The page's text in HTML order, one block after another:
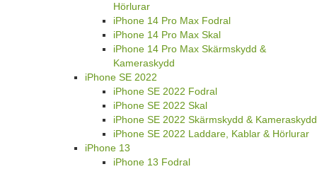
Hörlurar
iPhone 14 Pro Max Fodral
iPhone 14 Pro Max Skal
iPhone 14 Pro Max Skärmskydd &
Kameraskydd
iPhone SE 2022
iPhone SE 2022 Fodral
iPhone SE 2022 Skal
iPhone SE 2022 Skärmskydd & Kameraskydd
iPhone SE 2022 Laddare, Kablar & Hörlurar
iPhone 13
iPhone 13 Fodral